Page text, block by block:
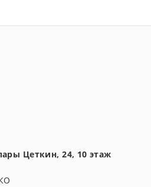
Цеткин, 24, 10 этаж